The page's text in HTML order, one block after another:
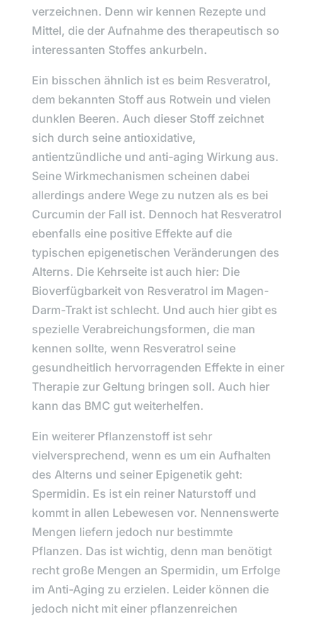
verzeichnen. Denn wir kennen Rezepte und
Mittel, die der Aufnahme des therapeutisch so
interessanten Stoffes ankurbeln.
Ein bisschen ähnlich ist es beim Resveratrol,
dem bekannten Stoff aus Rotwein und vielen
dunklen Beeren. Auch dieser Stoff zeichnet
sich durch seine antioxidative,
antientzündliche und anti-aging Wirkung aus.
Seine Wirkmechanismen scheinen dabei
allerdings andere Wege zu nutzen als es bei
Curcumin der Fall ist. Dennoch hat Resveratrol
ebenfalls eine positive Effekte auf die
typischen epigenetischen Veränderungen des
Alterns. Die Kehrseite ist auch hier: Die
Bioverfügbarkeit von Resveratrol im Magen-
Darm-Trakt ist schlecht. Und auch hier gibt es
spezielle Verabreichungsformen, die man
kennen sollte, wenn Resveratrol seine
gesundheitlich hervorragenden Effekte in einer
Therapie zur Geltung bringen soll. Auch hier
kann das BMC gut weiterhelfen.
Ein weiterer Pflanzenstoff ist sehr
vielversprechend, wenn es um ein Aufhalten
des Alterns und seiner Epigenetik geht:
Spermidin. Es ist ein reiner Naturstoff und
kommt in allen Lebewesen vor. Nennenswerte
Mengen liefern jedoch nur bestimmte
Pflanzen. Das ist wichtig, denn man benötigt
recht große Mengen an Spermidin, um Erfolge
im Anti-Aging zu erzielen. Leider können die
jedoch nicht mit einer pflanzenreichen